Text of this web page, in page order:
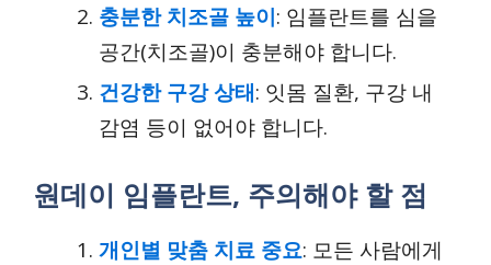
충분한 치조골 높이: 임플란트를 심을
공간(치조골)이 충분해야 합니다.
건강한 구강 상태: 잇몸 질환, 구강 내
감염 등이 없어야 합니다.
원데이 임플란트, 주의해야 할 점
개인별 맞춤 치료 중요: 모든 사람에게